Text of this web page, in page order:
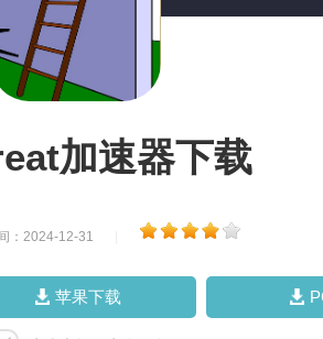
加速器下载
：2024-12-31
苹果下载